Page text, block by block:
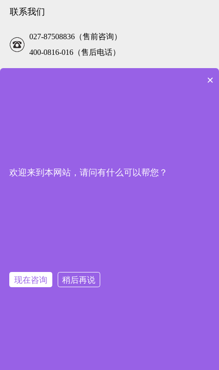
联系我们
027-87508836（售前咨询）
400-0816-016（售后电话）
19楼
×
欢迎来到本网站，请问有什么可以帮您？
现在咨询 稍后再说